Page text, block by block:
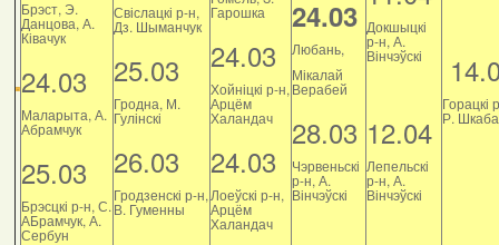
Брэст, Э.
Данцова, А.
Ківачук
24.03
Маларыта, А.
Абрамчук
25.03
Брэсцкі р-н, С.
АБрамчук, А.
Сербун
Свіслацкі р-н,
Дз. Шыманчук
25.03
Гродна, М.
Гулінскі
26.03
Гродзенскі р-н,
В. Гуменны
Гарошка
24.03
Хойніцкі р-н,
Арцём
Халандач
24.03
Лоеўскі р-н,
Арцём
Халандач
24.03
Любань,
Мікалай
Верабей
28.03
Чэрвеньскі
р-н, А.
Вінчэўскі
Докшыцкі
р-н, А.
Вінчэўскі
12.04
Лепельскі
р-н, А.
Вінчэўскі
Горацкі
Р.